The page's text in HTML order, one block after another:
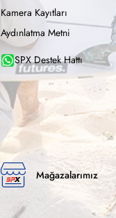
Kamera Kayıtları
Aydınlatma Metni
SPX Destek Hattı
Mağazalarımız